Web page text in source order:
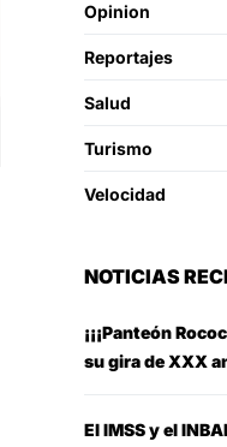
Opinion
Reportajes
Salud
Turismo
Velocidad
NOTICIAS
¡¡¡Panteón
su gira de XXX
El IMSS y el